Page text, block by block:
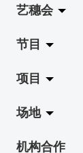
艺穗会
关于艺穗会
艺穗会的演化
使命与宗旨
艺穗会架构
节目
拉阔
展览
演出
项目
Jazz-Go-
LPL
场地
陈丽玲划廊
机构合作